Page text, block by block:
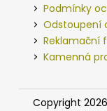
Podmínky
Odstoupení
Reklamační
Kamenná
Copyright 2026